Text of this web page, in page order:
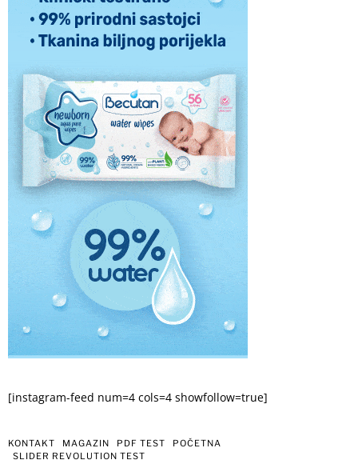
[instagram-feed num=4 cols=4 showfollow=true]
KONTAKT MAGAZIN PDF TEST
POČETNA
SLIDER REVOLUTION TEST